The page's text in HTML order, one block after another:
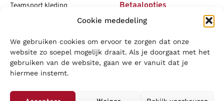
Cookie mededeling
We gebruiken cookies om ervoor te zorgen dat onze
website zo soepel mogelijk draait. Als je doorgaat met het
gebruiken van de website, gaan we er vanuit dat je
hiermee instemt.
Teamsport kleding
Vacatures
Blogs
Betaalopties
Social media